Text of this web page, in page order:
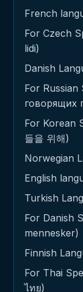
French
For Czech
lidi)
Danish
For
говорящих
For Korean
들을 위해)
Norwegian
English
Turkish
For Danish
mennesker)
Finnish
For Thai
ไทย)